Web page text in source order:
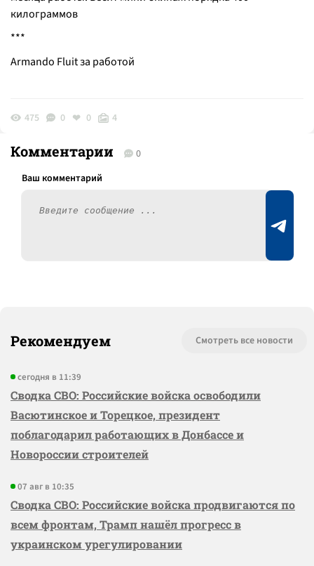
килограммов
***
Armando Fluit за работой
475 0 0 4
Комментарии 0
Рекомендуем Смотреть все новости
сегодня в 11:39
Сводка СВО: Российские войска освободили
Васютинское и Торецкое, президент
поблагодарил работающих в Донбассе и
Новороссии строителей
07 авг в 10:35
Сводка СВО: Российские войска продвигаются по
всем фронтам, Трамп нашёл прогресс в
украинском урегулировании